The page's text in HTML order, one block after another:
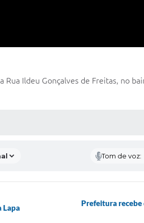
Ildeu Gonçalves de Freitas, no
Tom de voz:
Lapa
Prefeitura recebe